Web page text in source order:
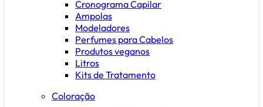
Cronograma Capilar
Ampolas
Modeladores
Perfumes para Cabelos
Produtos veganos
Litros
Kits de Tratamento
Coloração